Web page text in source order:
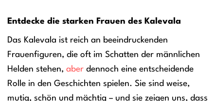
Entdecke die starken Frauen des Kalevala
Das Kalevala ist reich an beeindruckenden
Frauenfiguren, die oft im Schatten der männlichen
Helden stehen, aber dennoch eine entscheidende
Rolle in den Geschichten spielen. Sie sind weise,
mutig, schön und mächtig – und sie zeigen uns, dass